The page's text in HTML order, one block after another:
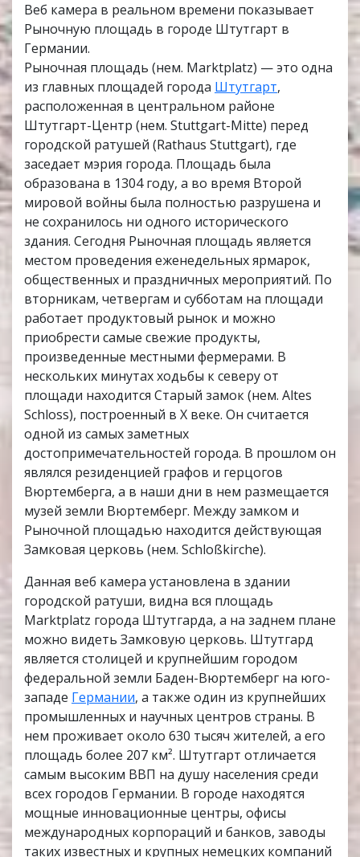
Веб камера в реальном времени показывает
Рыночную площадь в городе Штутгарт в
Германии.
Рыночная площадь (нем. Marktplatz) — это одна
из главных площадей города Штутгарт,
расположенная в центральном районе
Штутгарт-Центр (нем. Stuttgart-Mitte) перед
городской ратушей (Rathaus Stuttgart), где
заседает мэрия города. Площадь была
образована в 1304 году, а во время Второй
мировой войны была полностью разрушена и
не сохранилось ни одного исторического
здания. Сегодня Рыночная площадь является
местом проведения еженедельных ярмарок,
общественных и праздничных мероприятий. По
вторникам, четвергам и субботам на площади
работает продуктовый рынок и можно
приобрести самые свежие продукты,
произведенные местными фермерами. В
нескольких минутах ходьбы к северу от
площади находится Старый замок (нем. Altes
Schloss), построенный в X веке. Он считается
одной из самых заметных
достопримечательностей города. В прошлом он
являлся резиденцией графов и герцогов
Вюртемберга, а в наши дни в нем размещается
музей земли Вюртемберг. Между замком и
Рыночной площадью находится действующая
Замковая церковь (нем. Schloßkirche).
Данная веб камера установлена в здании
городской ратуши, видна вся площадь
Marktplatz города Штутгарда, а на заднем плане
можно видеть Замковую церковь. Штутгард
является столицей и крупнейшим городом
федеральной земли Баден-Вюртемберг на юго-
западе Германии, а также один из крупнейших
промышленных и научных центров страны. В
нем проживает около 630 тысяч жителей, а его
площадь более 207 км². Штутгарт отличается
самым высоким ВВП на душу населения среди
всех городов Германии. В городе находятся
мощные инновационные центры, офисы
международных корпораций и банков, заводы
таких известных и крупных немецких компаний